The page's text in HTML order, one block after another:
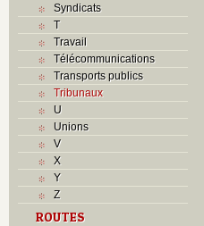
Syndicats
T
Travail
Télécommunications
Transports publics
Tribunaux
U
Unions
V
X
Y
Z
ROUTES